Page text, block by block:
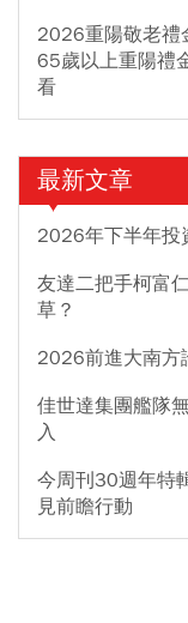
2026重陽敬老禮
65歲以上重陽禮
看
最新文章
2026年下半年投
友達二把手柯富
草？
2026前進大南方
佳世達集團艦隊
入
今周刊30週年特
見前瞻行動